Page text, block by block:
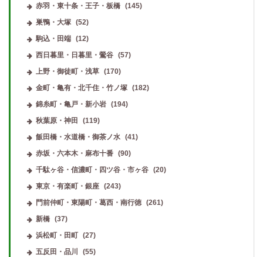
赤羽・東十条・王子・板橋
(145)
巣鴨・大塚
(52)
駒込・田端
(12)
西日暮里・日暮里・鶯谷
(57)
上野・御徒町・浅草
(170)
金町・亀有・北千住・竹ノ塚
(182)
錦糸町・亀戸・新小岩
(194)
秋葉原・神田
(119)
飯田橋・水道橋・御茶ノ水
(41)
赤坂・六本木・麻布十番
(90)
千駄ヶ谷・信濃町・四ツ谷・市ヶ谷
(20)
東京・有楽町・銀座
(243)
門前仲町・東陽町・葛西・南行徳
(261)
新橋
(37)
浜松町・田町
(27)
五反田・品川
(55)